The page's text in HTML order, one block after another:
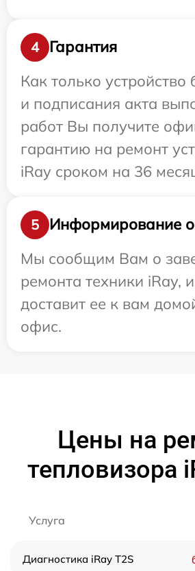
4
Гарантия
Как только устройство
и подписания акта
работ Вы получите
гарантию на ремонт
iRay сроком на 36
5
Информирование о
Мы сообщим Вам о
ремонта техники iRay,
доставит ее к вам
офис.
Цены на
тепловизора
Услуга
Диагностика iRay T2S